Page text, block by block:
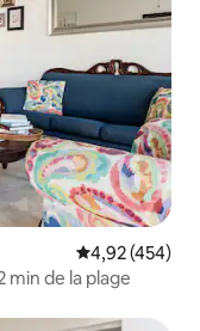
Évaluation
4,92 (454)
avec piscine privée/ Playacar 2 min de la plage